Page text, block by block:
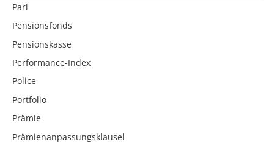
Pari
Pensionsfonds
Pensionskasse
Performance-Index
Police
Portfolio
Prämie
Prämienanpassungsklausel